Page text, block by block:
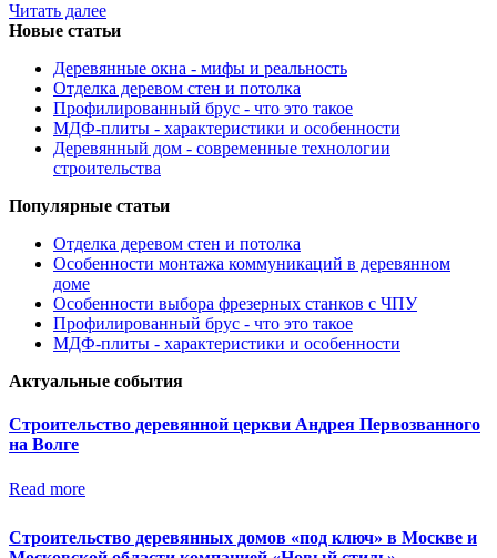
Читать далее
Новые статьи
Деревянные окна - мифы и реальность
Отделка деревом стен и потолка
Профилированный брус - что это такое
МДФ-плиты - характеристики и особенности
Деревянный дом - современные технологии
строительства
Популярные статьи
Отделка деревом стен и потолка
Особенности монтажа коммуникаций в деревянном
доме
Особенности выбора фрезерных станков с ЧПУ
Профилированный брус - что это такое
МДФ-плиты - характеристики и особенности
Актуальные события
Строительство деревянной церкви Андрея Первозванного
на Волге
Read more
Строительство деревянных домов «под ключ» в Москве и